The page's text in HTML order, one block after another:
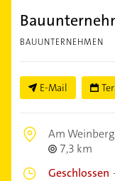
BAUUNTERNEHMEN
E-Mail
Am
7,3 km
Geschlossen